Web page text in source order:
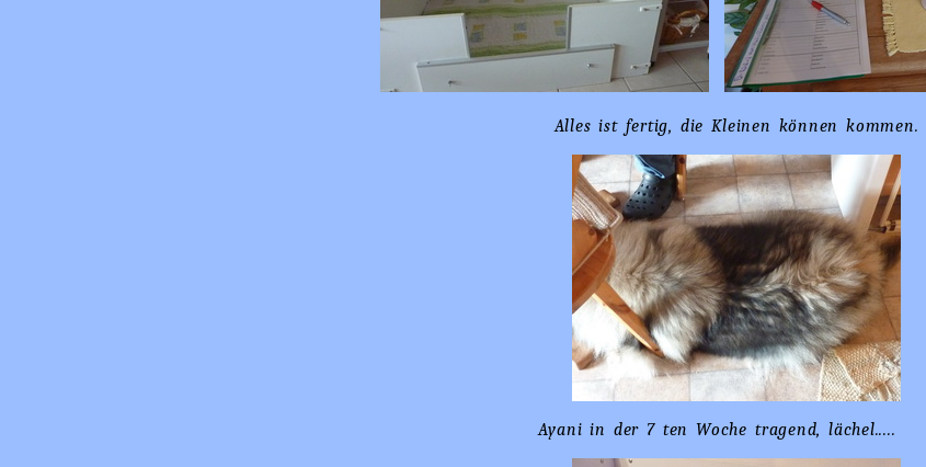
Alles ist fertig, die Kleinen können kommen.
Ayani in der 7 ten Woche tragend, lächel.....